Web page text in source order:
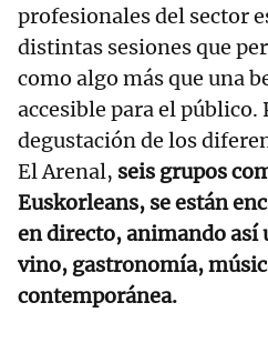
profesionales del sector
distintas sesiones que
como algo más que una
accesible para el público.
degustación de los
El Arenal, seis grupos
Euskorleans, se están
en directo, animando así
vino, gastronomía,
contemporánea.